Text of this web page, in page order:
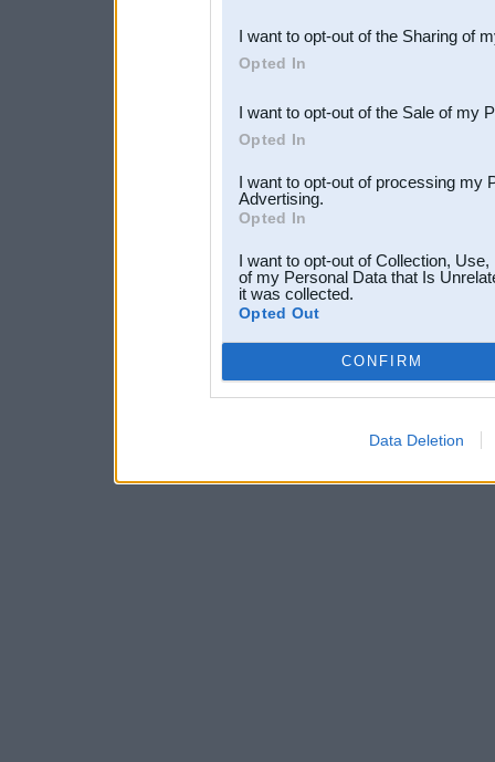
Downstream Participants
third parties.
I want to opt-out of the Sharing of
Opted In
I want to opt-out of the Sale of my
Opted In
I want to opt-out of processing my
Advertising.
Opted In
I want to opt-out of Collection,
of my Personal Data that Is
it was collected.
Opted Out
CONFIRM
Data Deletion